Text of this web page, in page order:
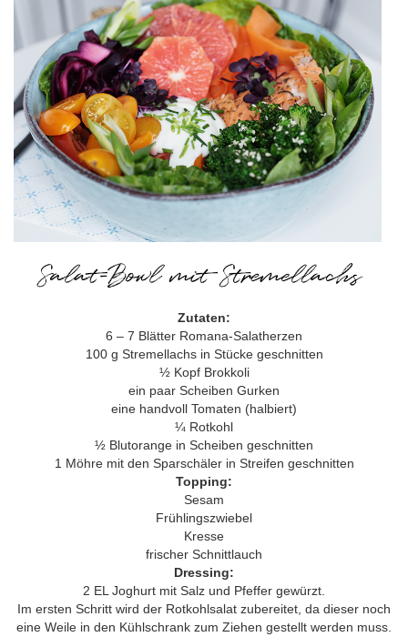
Zutaten:
6 – 7 Blätter Romana-Salatherzen
100 g Stremellachs in Stücke geschnitten
½ Kopf Brokkoli
ein paar Scheiben Gurken
eine handvoll Tomaten (halbiert)
¼ Rotkohl
½ Blutorange in Scheiben geschnitten
1 Möhre mit den Sparschäler in Streifen geschnitten
Topping:
Sesam
Frühlingszwiebel
Kresse
frischer Schnittlauch
Dressing:
2 EL Joghurt mit Salz und Pfeffer gewürzt.
Im ersten Schritt wird der Rotkohlsalat zubereitet, da dieser noch
eine Weile in den Kühlschrank zum Ziehen gestellt werden muss.